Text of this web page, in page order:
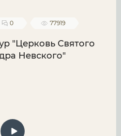
0 77919
"Церковь Святого
Невского"